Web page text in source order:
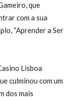
, que
rcom a sua
“Aprender a Ser
Lisboa
culminou com um
dos mais